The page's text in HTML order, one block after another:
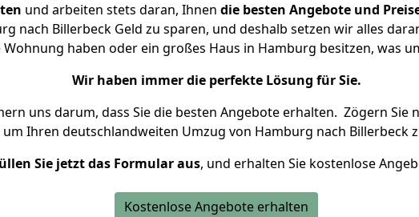
und arbeiten stets daran, Ihnen die besten Angebote und
nach Billerbeck Geld zu sparen, und deshalb setzen wir alles
Wohnung haben oder ein großes Haus in Hamburg besitzen, was
Wir haben immer die perfekte Lösung für Sie.
uns darum, dass Sie die besten Angebote erhalten. Zögern Sie
um Ihren deutschlandweiten Umzug von Hamburg nach Billerbeck
Sie jetzt das Formular aus, und erhalten Sie kostenlose
Kostenlose Angebote erhalten